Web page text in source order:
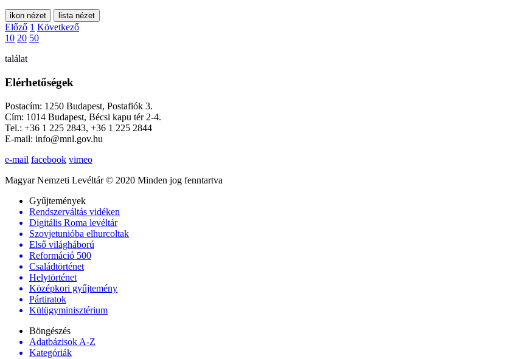
ikon nézet lista nézet
Előző 1 Következő
10 20 50
találat
Elérhetőségek
Postacím: 1250 Budapest, Postafiók 3.
Cím: 1014 Budapest, Bécsi kapu tér 2-4.
Tel.: +36 1 225 2843, +36 1 225 2844
E-mail: info@mnl.gov.hu
e-mail facebook vimeo
Magyar Nemzeti Levéltár © 2020 Minden jog fenntartva
Gyűjtemények
Rendszerváltás vidéken
Digitális Roma levéltár
Szovjetunióba elhurcoltak
Első világháború
Reformáció 500
Családtörténet
Helytörténet
Középkori gyűjtemény
Pártiratok
Külügyminisztérium
Böngészés
Adatbázisok A-Z
Kategóriák